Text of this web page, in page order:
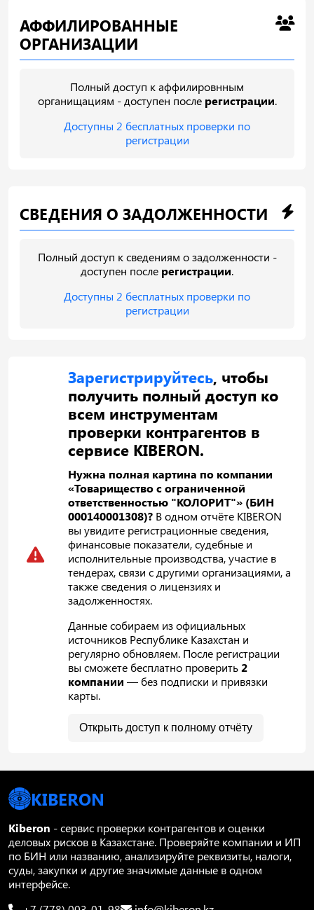
АФФИЛИРОВАННЫЕ
ОРГАНИЗАЦИИ
Полный доступ к аффилировнным
органищациям - доступен после регистрации.
Доступны 2 бесплатных проверки по
регистрации
СВЕДЕНИЯ О ЗАДОЛЖЕННОСТИ
Полный доступ к сведениям о задолженности -
доступен после регистрации.
Доступны 2 бесплатных проверки по
регистрации
Зарегистрируйтесь, чтобы
получить полный доступ ко
всем инструментам
проверки контрагентов в
сервисе KIBERON.
Нужна полная картина по компании
«Товарищество с ограниченной
ответственностью "КОЛОРИТ"» (БИН
000140001308)? В одном отчёте KIBERON
вы увидите регистрационные сведения,
финансовые показатели, судебные и
исполнительные производства, участие в
тендерах, связи с другими организациями, а
также сведения о лицензиях и
задолженностях.
Данные собираем из официальных
источников Республике Казахстан и
регулярно обновляем. После регистрации
вы сможете бесплатно проверить2
компании — без подписки и привязки
карты.
Открыть доступ к полному отчёту
KIBERON
Kiberon - сервис проверки контрагентов и оценки
деловых рисков в Казахстане. Проверяйте компании и ИП
по БИН или названию, анализируйте реквизиты, налоги,
суды, закупки и другие значимые данные в одном
интерфейсе.